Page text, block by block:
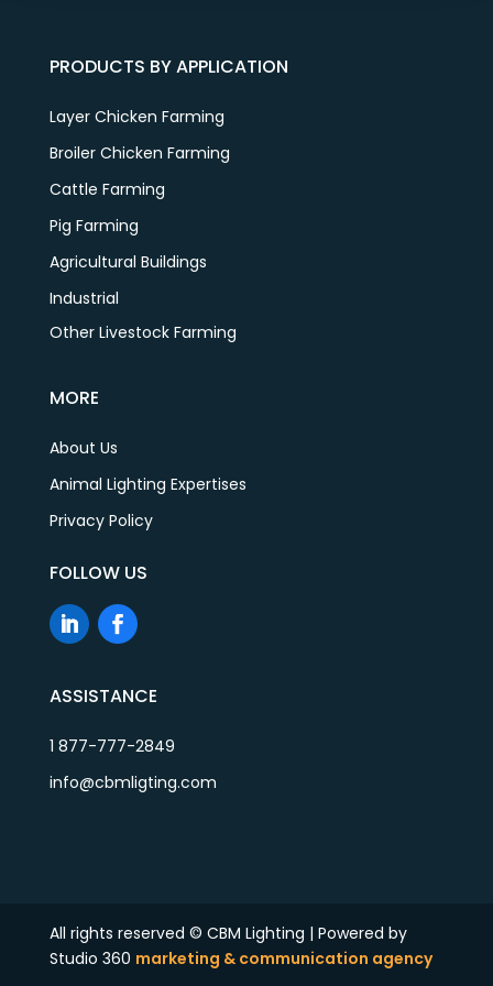
PRODUCTS BY APPLICATION
Layer Chicken Farming
Broiler Chicken Farming
Cattle Farming
Pig Farming
Agricultural Buildings
Industrial
Other Livestock Farming
MORE
About Us
Animal Lighting Expertises
Privacy Policy
FOLLOW US
ASSISTANCE
1 877-777-2849
info@cbmligting.com
All rights reserved © CBM Lighting | Powered by
Studio 360 marketing & communication agency